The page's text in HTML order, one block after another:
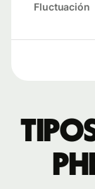
Fluctuación